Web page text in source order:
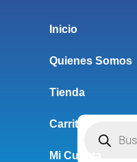
Inicio
Quienes Somos
Tienda
Carrito
Mi Cuenta